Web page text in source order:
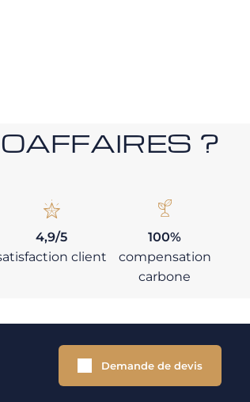
?
4,9/5
client
100%
compensation
carbone
Demande de devis